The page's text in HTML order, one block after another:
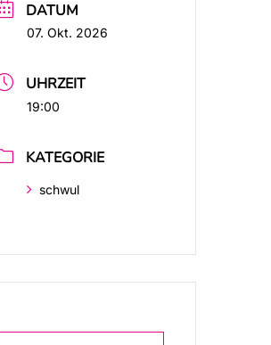
DATUM
07. Okt. 2026
UHRZEIT
19:00
KATEGORIE
schwul